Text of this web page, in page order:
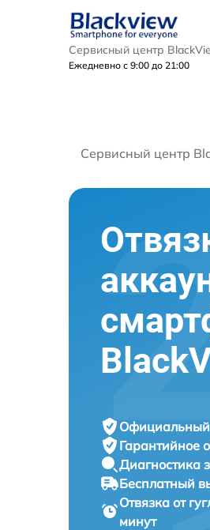
Сервисный центр
Ежедневно с 9:00 до 21:00
Сервисный центр
Официальный
Гарантийное
Диагностика
Бесплатный
Отвязка от
минут